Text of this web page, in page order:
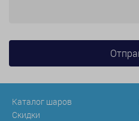
Каталог шаров
Скидки